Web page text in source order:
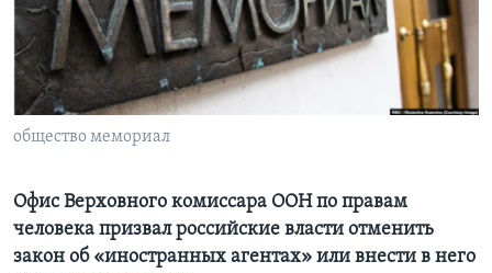
Learning English
СОЦИАЛЬНЫЕ СЕТИ
Языки
общество мемориал
Офис Верховного комиссара ООН по правам
человека призвал российские власти отменить
закон об «иностранных агентах» или внести в него